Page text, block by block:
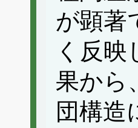
が顕著
く反
果から
団構造